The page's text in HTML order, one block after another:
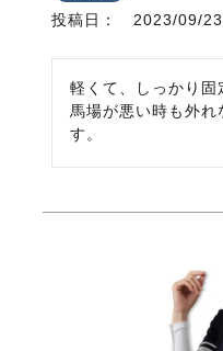
投稿日 2023/09/23
軽くて、しっかり固
馬場が悪い時も外れ
す。